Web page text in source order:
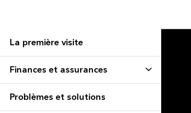
La première visite
Finances et assurances
Problèmes et solutions